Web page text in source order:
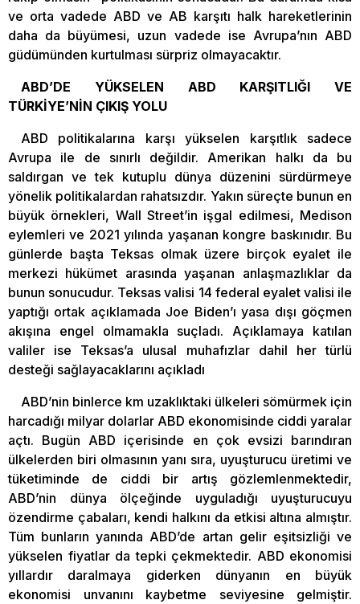
ve orta vadede ABD ve AB karşıtı halk hareketlerinin
daha da büyümesi, uzun vadede ise Avrupa’nın ABD
güdümünden kurtulması sürpriz olmayacaktır.
ABD’DE YÜKSELEN ABD KARŞITLIĞI VE
TÜRKİYE’NİN ÇIKIŞ YOLU
ABD politikalarına karşı yükselen karşıtlık sadece
Avrupa ile de sınırlı değildir. Amerikan halkı da bu
saldırgan ve tek kutuplu dünya düzenini sürdürmeye
yönelik politikalardan rahatsızdır. Yakın süreçte bunun en
büyük örnekleri, Wall Street’in işgal edilmesi, Medison
eylemleri ve 2021 yılında yaşanan kongre baskınıdır. Bu
günlerde başta Teksas olmak üzere birçok eyalet ile
merkezi hükümet arasında yaşanan anlaşmazlıklar da
bunun sonucudur. Teksas valisi 14 federal eyalet valisi ile
yaptığı ortak açıklamada Joe Biden’ı yasa dışı göçmen
akışına engel olmamakla suçladı. Açıklamaya katılan
valiler ise Teksas’a ulusal muhafızlar dahil her türlü
desteği sağlayacaklarını açıkladı
ABD’nin binlerce km uzaklıktaki ülkeleri sömürmek için
harcadığı milyar dolarlar ABD ekonomisinde ciddi yaralar
açtı. Bugün ABD içerisinde en çok evsizi barındıran
ülkelerden biri olmasının yanı sıra, uyuşturucu üretimi ve
tüketiminde de ciddi bir artış gözlemlenmektedir,
ABD’nin dünya ölçeğinde uyguladığı uyuşturucuyu
özendirme çabaları, kendi halkını da etkisi altına almıştır.
Tüm bunların yanında ABD’de artan gelir eşitsizliği ve
yükselen fiyatlar da tepki çekmektedir. ABD ekonomisi
yıllardır daralmaya giderken dünyanın en büyük
ekonomisi unvanını kaybetme seviyesine gelmiştir.